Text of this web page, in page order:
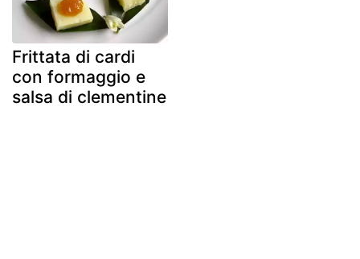
Frittata di cardi
con formaggio e
salsa di clementine